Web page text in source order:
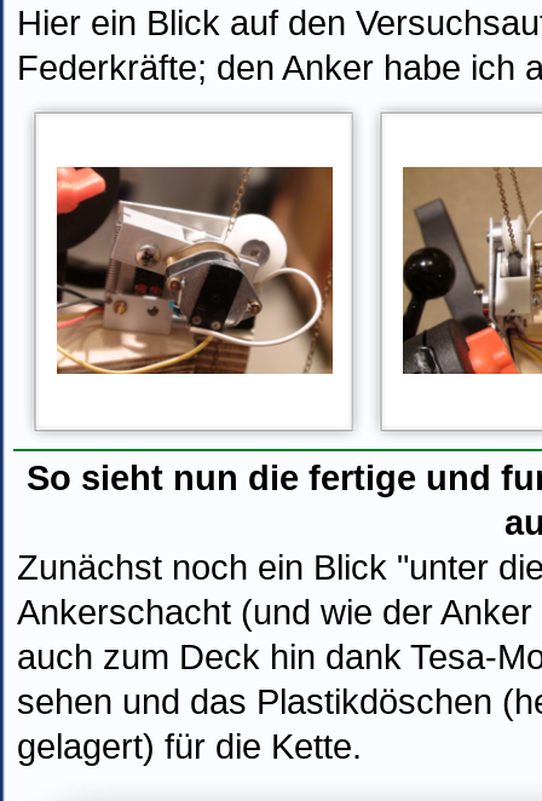
Hier ein Blick auf den
Federkräfte; den Anker habe ich
So sieht nun die fertige und
Zunächst noch ein Blick "unter
Ankerschacht (und wie der
auch zum Deck hin dank Tesa-
sehen und das Plastikdöschen
gelagert) für die Kette.